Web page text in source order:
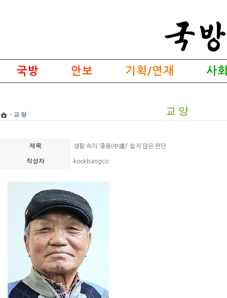
국방 안보 기획/연재 사
교 양
> 교 양
제목 생활 속의 ‘중용(中庸)’ 쉽지 않은 판단
작성자 kookbangco